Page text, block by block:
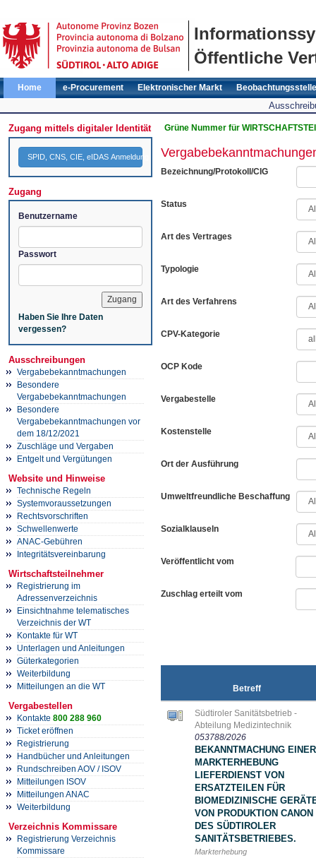
Öffentliche
Home e-Procurement Elektronischer Markt Beobachtungsstelle
Zugang mittels digitaler Identität
SPID, CNS, CIE, eIDAS Anmeldung
Zugang
Benutzername
Passwort
Haben Sie Ihre Daten
vergessen?
Ausschreibungen
Vergabebekanntmachungen
Besondere
Vergabebekanntmachungen
Besondere
Vergabebekanntmachungen vor
dem 18/12/2021
Zuschläge und Vergaben
Entgelt und Vergütungen
Website und Hinweise
Technische Regeln
Systemvoraussetzungen
Rechtsvorschriften
Schwellenwerte
ANAC-Gebühren
Integritätsvereinbarung
Wirtschaftsteilnehmer
Registrierung im
Adressenverzeichnis
Einsichtnahme telematisches
Verzeichnis der WT
Kontakte für WT
Unterlagen und Anleitungen
Güterkategorien
Weiterbildung
Mitteilungen an die WT
Vergabestellen
Kontakte 800 288 960
Ticket eröffnen
Registrierung
Handbücher und Anleitungen
Rundschreiben AOV / ISOV
Mitteilungen ISOV
Mitteilungen ANAC
Weiterbildung
Verzeichnis Kommissare
Registrierung Verzeichnis
Kommissare
Grüne Nummer für
Bezeichnung/Protokoll/CIG
Status
Art des Vertrages
Typologie
Art des Verfahrens
CPV-Kategorie
OCP Kode
Vergabestelle
Kostenstelle
Ort der Ausführung
Umweltfreundliche Beschaffung
Sozialklauseln
Veröffentlicht vom
Zuschlag erteilt vom
Betreff
Südtiroler Sanitätsbetrieb -
Abteilung Medizintechnik
053788/2026
BEKANNTMACHUNG EINER
MARKTERHEBUNG
LIEFERDIENST VON
ERSATZTEILEN FÜR
BIOMEDIZINISCHE
VON PRODUKTION CANON
DES SÜDTIROLER
SANITÄTSBETRIEBES.
Markterhebung